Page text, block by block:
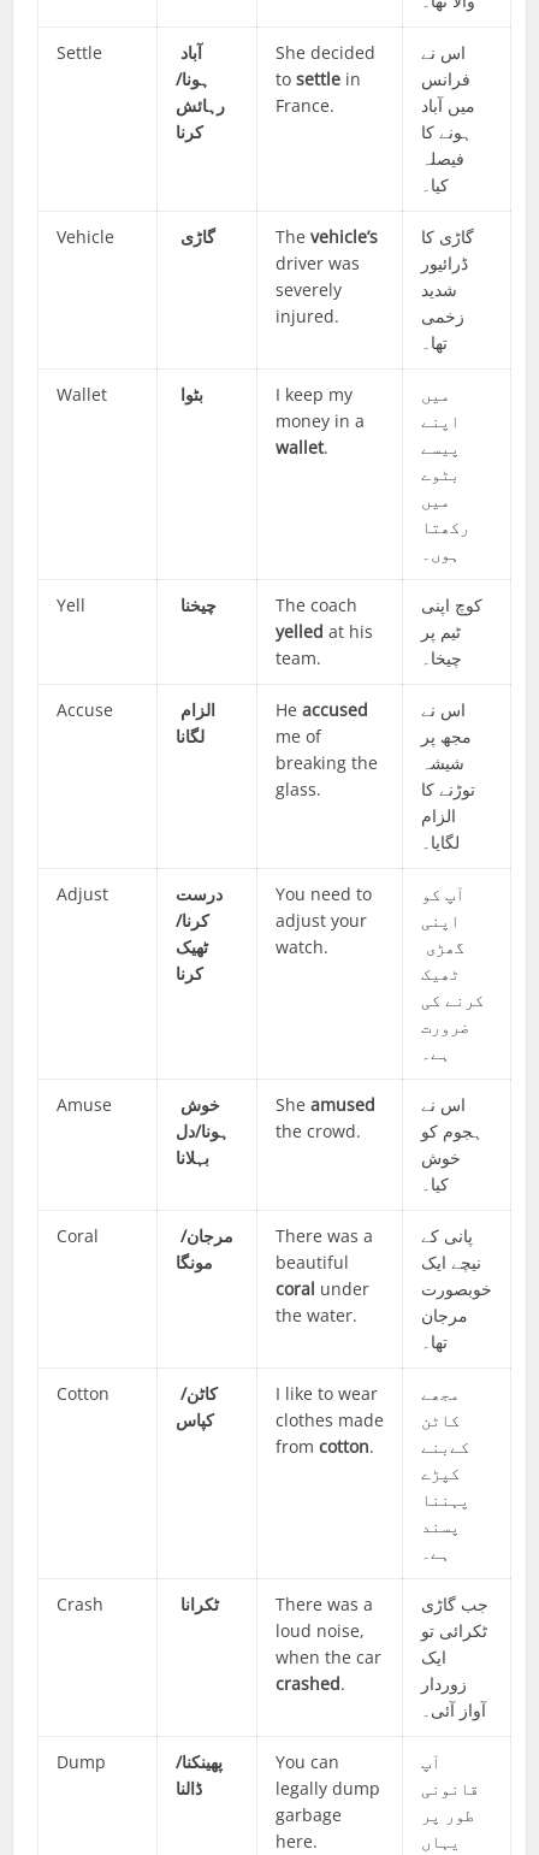
Settle
آباد
ہونا/
رہائش
کرنا
She decided
tosettle in
France.
اس نے
فرانس
میں آباد
ہونے کا
فیصلہ
کیا۔
Vehicle گاڑی Thevehicle’s
driver was
severely
injured.
گاڑی کا
ڈرائیور
شدید
زخمی
تھا۔
Wallet بٹوا
I keep my
money in a
wallet.
میں
اپنے
پیسے
بٹوے
میں
رکھتا
ہوں۔
Yell چیخنا
The coach
yelled at his
team.
کوچ اپنی
ٹیم پر
چیخا۔
Accuse
لگانا
Heaccused
me of
breaking the
glass.
اس نے
مجھ پر
شیشہ
توڑنے کا
الزام
لگایا۔
Adjust
درست
کرنا/
ٹھیک
کرنا
You need to
adjust your
watch.
آپ کو
اپنی
گھڑی
ٹھیک
کرنے کی
ضرورت
ہے۔
Amuse
خوش
ہونا/دل
بہلانا
Sheamused
the crowd.
اس نے
ہجوم کو
خوش
کیا۔
Coral
مرجان/
مونگا
There was a
beautiful
coral under
the water.
پانی کے
نیچے ایک
خوبصورت
مرجان
تھا۔
Cotton
کاٹن/
کپاس
I like to wear
clothes made
fromcotton.
مجھے
کاٹن
کےبنے
کپڑے
پہننا
پسند
ہے۔
Crash ٹکرانا
There was a
loud noise,
when the car
crashed.
جب گاڑی
ٹکرائی تو
ایک
زوردار
آواز آئی۔
Dump
پھینکنا/
ڈالنا
You can
legally dump
garbage
here.
آپ
قانونی
طور پر
یہاں